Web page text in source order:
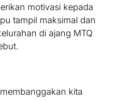
motivasi kepada
tampil maksimal dan
di ajang MTQ
kita